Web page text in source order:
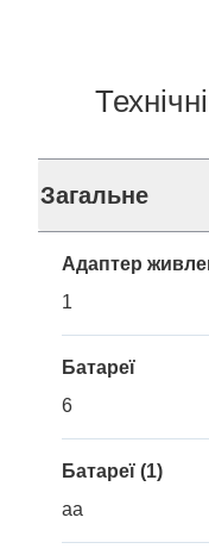
Загальне
Адаптер
1
Батареї
6
Батареї (1)
aa